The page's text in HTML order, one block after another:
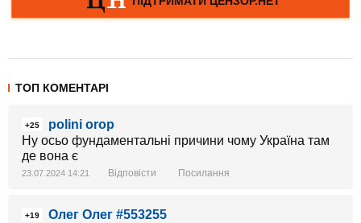
ТОП КОМЕНТАРІ
+25
polini orop
Ну осьо фундаментальні причини чому Україна там
де вона є
23.07.2024 14:21 Відповісти Посилання
+19
Олег Олег #553255